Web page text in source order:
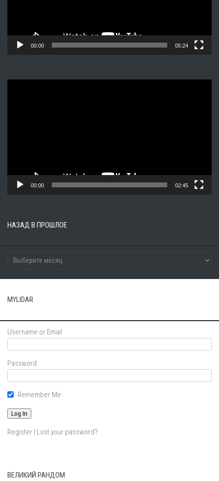
00:00 05:24
00:00 02:45
НАЗАД В ПРОШЛОЕ
MYLIDAR
Username or Email
Password
Remember Me
Register | Lost your password?
ВЕЛИКИЙ РАНДОМ